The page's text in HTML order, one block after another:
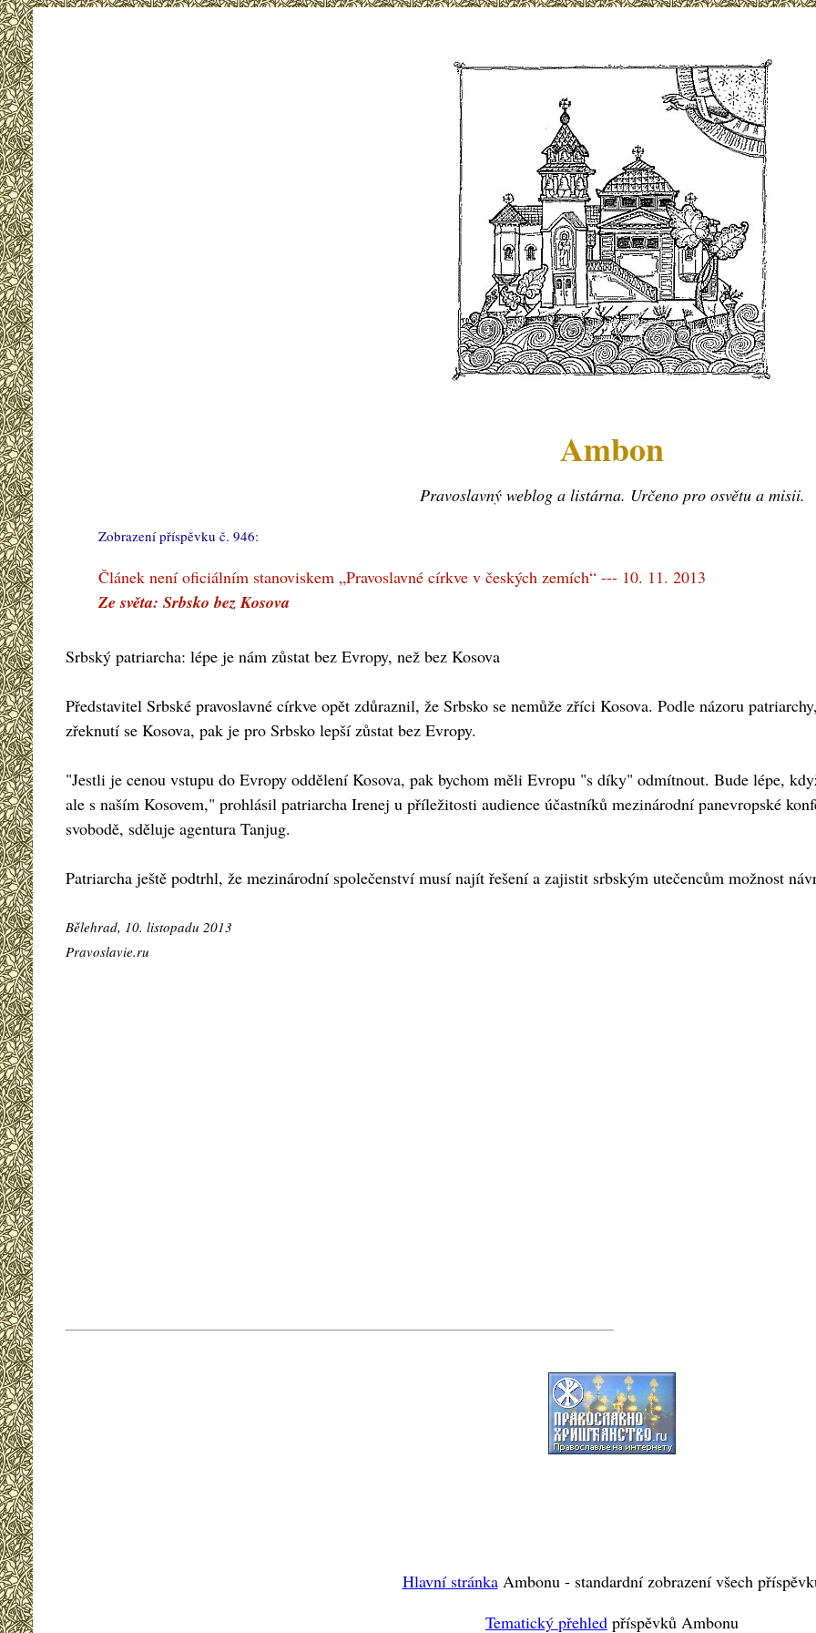
Ambon
Pravoslavný weblog a listárna. Určeno pro osvětu a misii.
Zobrazení příspěvku č. 946:
Článek není oficiálním stanoviskem „Pravoslavné církve v českých zemích“ --- 10. 11. 2013
Ze světa: Srbsko bez Kosova
Srbský patriarcha: lépe je nám zůstat bez Evropy, než bez Kosova
Představitel Srbské pravoslavné církve opět zdůraznil, že Srbsko se nemůže zříci Kosova. Podle názoru
zřeknutí se Kosova, pak je pro Srbsko lepší zůstat bez Evropy.
"Jestli je cenou vstupu do Evropy oddělení Kosova, pak bychom měli Evropu "s díky" odmítnout. Bude lépe,
ale s naším Kosovem," prohlásil patriarcha Irenej u příležitosti audience účastníků mezinárodní panevropské
svobodě, sděluje agentura Tanjug.
Patriarcha ještě podtrhl, že mezinárodní společenství musí najít řešení a zajistit srbským utečencům možnost
Bělehrad, 10. listopadu 2013
Pravoslavie.ru
Hlavní stránkaAmbonu - standardní zobrazení všech
Tematický přehled příspěvků Ambonu